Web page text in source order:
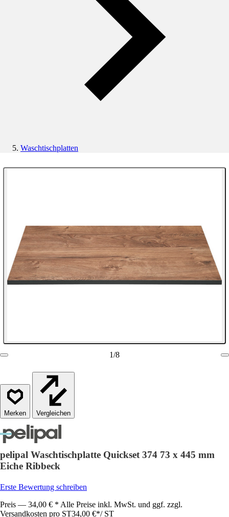
Waschtischplatten
1/8
Vergleichen
pelipal Waschtischplatte Quickset 374 73 x 445 mm
Eiche Ribbeck
Erste Bewertung schreiben
Preis — 34,00 € * Alle Preise inkl. MwSt. und ggf. zzgl.
Versandkosten pro ST34,00 €*/ ST